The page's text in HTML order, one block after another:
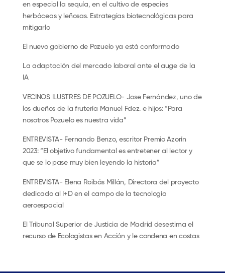
en especial la sequía, en el cultivo de especies
herbáceas y leñosas. Estrategias biotecnológicas para
mitigarlo
El nuevo gobierno de Pozuelo ya está conformado
La adaptación del mercado laboral ante el auge de la
IA
VECINOS ILUSTRES DE POZUELO- Jose Fernández, uno de
los dueños de la frutería Manuel Fdez. e hijos: “Para
nosotros Pozuelo es nuestra vida”
ENTREVISTA- Fernando Benzo, escritor Premio Azorín
2023: “El objetivo fundamental es entretener al lector y
que se lo pase muy bien leyendo la historia”
ENTREVISTA- Elena Roibás Millán, Directora del proyecto
dedicado al I+D en el campo de la tecnología
aeroespacial
El Tribunal Superior de Justicia de Madrid desestima el
recurso de Ecologistas en Acción y le condena en costas